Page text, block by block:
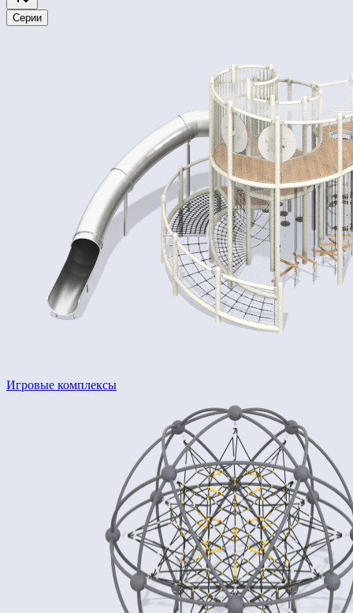
Серии
Игровые комплексы